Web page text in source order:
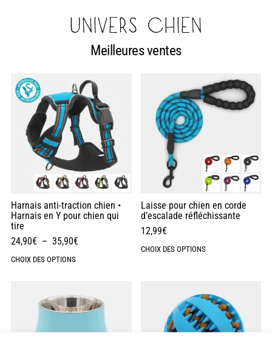
UNIVERS CHIEN
Meilleures ventes
Harnais anti-traction chien •
Harnais en Y pour chien qui
tire
24,90€ – 35,90€
CHOIX DES OPTIONS
Laisse pour chien en corde
d’escalade réfléchissante
12,99€
CHOIX DES OPTIONS